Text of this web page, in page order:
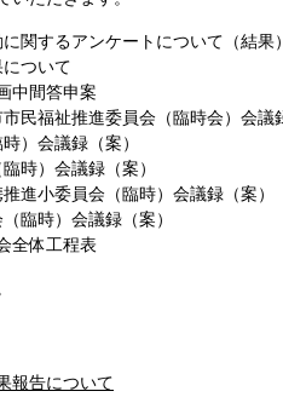
関するアンケートについて（結果）
について
中間答申案
民福祉推進委員会（臨時会）会議
）会議録（案）
時）会議録（案）
進小委員会（臨時）会議録（案）
臨時）会議録（案）
全体工程表
報告について